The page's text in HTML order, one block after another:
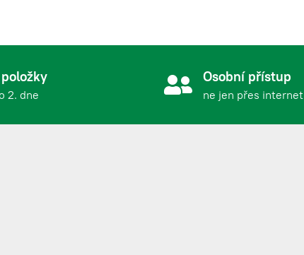
2. dne
Osobní přístup
ne jen přes internet